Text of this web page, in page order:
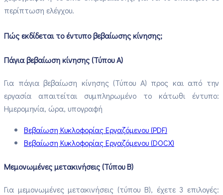
περίπτωση ελέγχου.
Πώς εκδίδεται το έντυπο βεβαίωσης κίνησης;
Πάγια βεβαίωση κίνησης (Τύπου Α)
Για πάγια βεβαίωση κίνησης (Τύπου Α) προς και από την
εργασία απαιτείται συμπληρωμένο το κάτωθι έντυπο:
Ημερομηνία, ώρα, υπογραφή
Βεβαίωση Κυκλοφορίας Εργαζόμενου (PDF)
Βεβαίωση Κυκλοφορίας Εργαζόμενου (DOCX)
Μεμονωμένες μετακινήσεις (Τύπου Β)
Για μεμονωμένες μετακινήσεις (τύπου Β), έχετε 3 επιλογές: